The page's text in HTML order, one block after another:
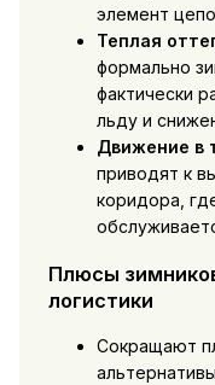
элемент
Теплая
формально
фактически
льду и
Движение в
приводят к
коридора,
Плюсы
логистики
Сокращают